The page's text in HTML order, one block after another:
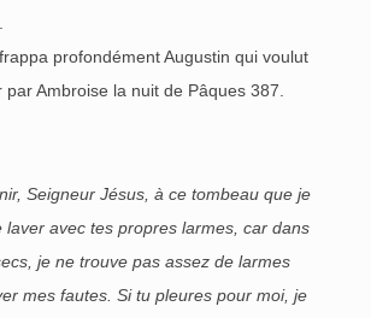
profondément Augustin qui voulut
Ambroise la nuit de Pâques 387.
Seigneur Jésus, à ce tombeau que je
laver avec tes propres larmes, car dans
je ne trouve pas assez de larmes
mes fautes. Si tu pleures pour moi, je